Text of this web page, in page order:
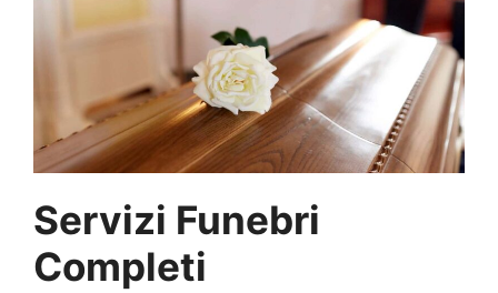
Servizi Funebri
Completi